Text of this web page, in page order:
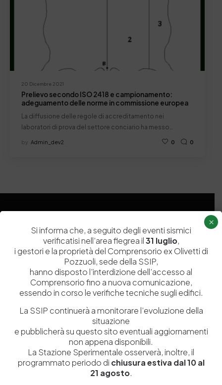
20 Dicembre 2021
Prelievo secondo ISO 2418 e campionamento:
adeguamento delle norme in commissione europea
La diffusione delle regole di accreditamento nei
laboratori di prova del settore conciario ha messo…
by Admin_dev2 0 0
Istituita a Napoli per Regio Decreto nel 1885, la Stazione
Sperimentale per l’Industria delle Pelli e delle materie concianti
(SSIP) è un Organismo di Ricerca Nazionale delle Camere di
Chi siamo
Laboratori
Dipartimenti di ricerca
Si informa che, a seguito degli eventi sismici
verificatisi nell’area flegrea il31 luglio,
i gestori e la proprietà del Comprensorio ex Olivetti di
Pozzuoli, sede della SSIP,
hanno disposto l’interdizione dell’accesso al
Comprensorio fino a nuova comunicazione,
essendo in corso le verifiche tecniche sugli edifici.
La SSIP continuerà a monitorare l’evoluzione della
situazione
e pubblicherà su questo sito eventuali aggiornamenti
non appena disponibili.
La Stazione Sperimentale osserverà, inoltre, il
programmato periodo di chiusura estiva dal 10 al
21 agosto.
×